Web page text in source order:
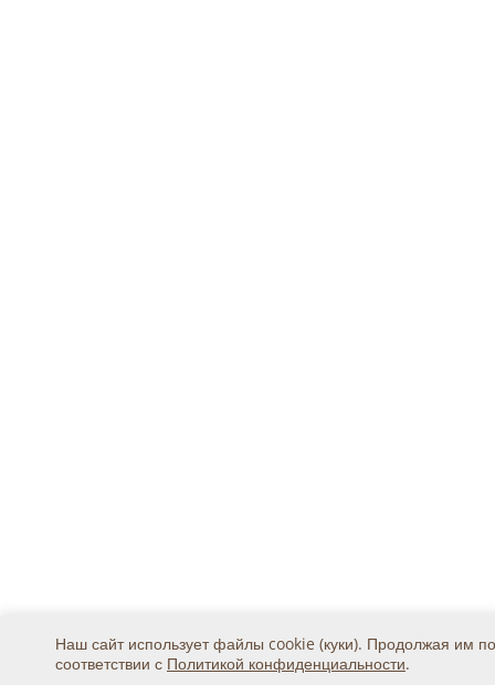
Наш сайт использует файлы cookie (куки). Продолжая им
соответствии с Политикой конфиденциальности.